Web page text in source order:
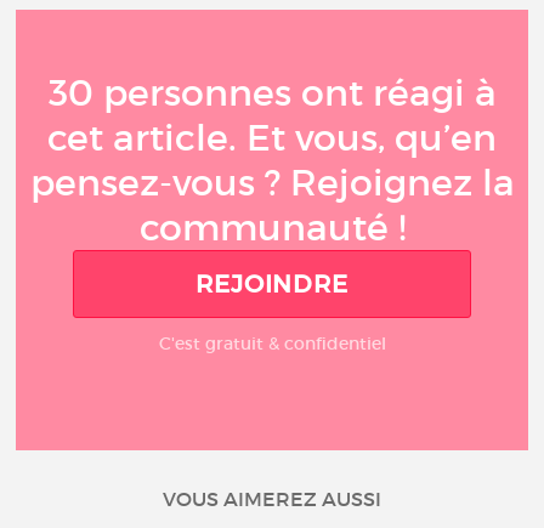
30 personnes ont réagi à
cet article. Et vous, qu’en
pensez-vous ? Rejoignez la
communauté !
REJOINDRE
C'est gratuit & confidentiel
VOUS AIMEREZ AUSSI